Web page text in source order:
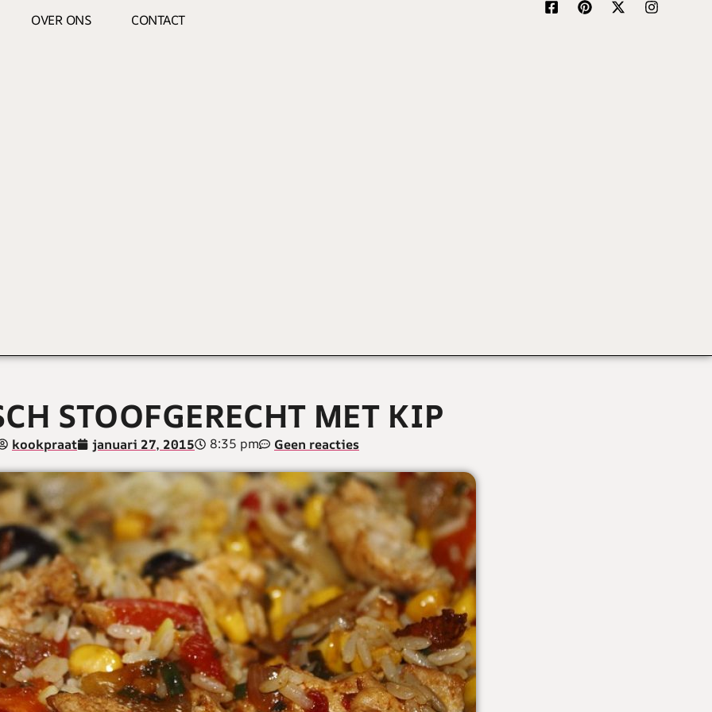
OVER ONS CONTACT
STOOFGERECHT MET KIP
kookpraat januari 27, 2015 8:35 pm Geen reacties